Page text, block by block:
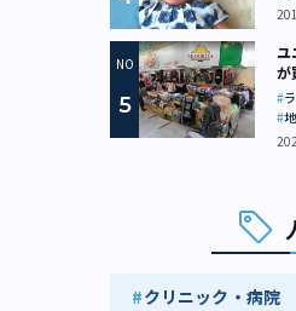
ユ
が
クリニック・病院